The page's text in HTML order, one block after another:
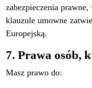
zabezpieczenia
klauzule umowne
Europejską.
7. Prawa osób,
Masz prawo do: